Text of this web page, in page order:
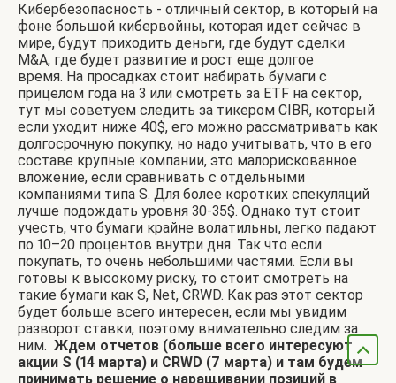
Кибербезопасность - отличный сектор, в который на
фоне большой кибервойны, которая идет сейчас в
мире, будут приходить деньги, где будут сделки
M&A, где будет развитие и рост еще долгое
время. На просадках стоит набирать бумаги с
прицелом года на 3 или смотреть за ETF на сектор,
тут мы советуем следить за тикером CIBR, который
если уходит ниже 40$, его можно рассматривать как
долгосрочную покупку, но надо учитывать, что в его
составе крупные компании, это малорискованное
вложение, если сравнивать с отдельными
компаниями типа S. Для более коротких спекуляций
лучше подождать уровня 30-35$. Однако тут стоит
учесть, что бумаги крайне волатильны, легко падают
по 10–20 процентов внутри дня. Так что если
покупать, то очень небольшими частями. Если вы
готовы к высокому риску, то стоит смотреть на
такие бумаги как S, Net, CRWD. Как раз этот сектор
будет больше всего интересен, если мы увидим
разворот ставки, поэтому внимательно следим за
ним. Ждем отчетов (больше всего интересуют
акции S (14 марта) и CRWD (7 марта) и там будем
принимать решение о наращивании позиций в